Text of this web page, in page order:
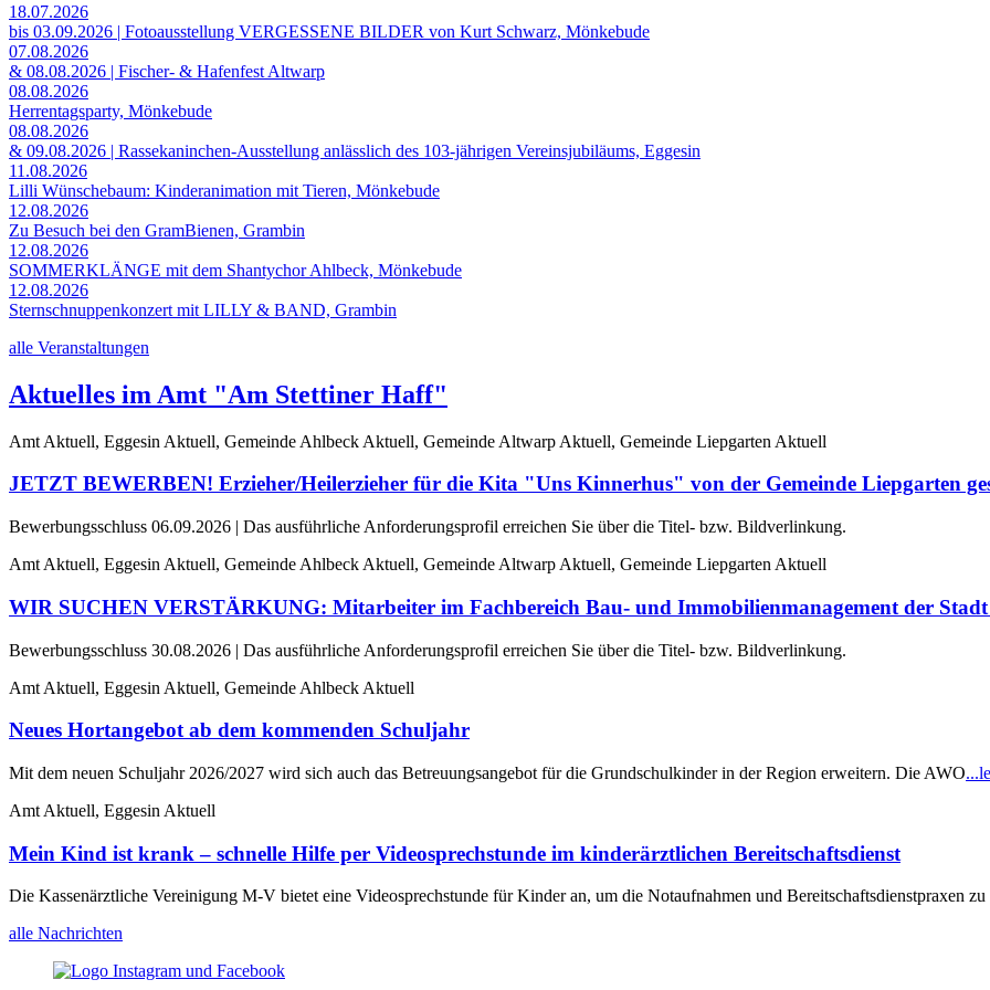
18.07.2026
bis 03.09.2026 | Fotoausstellung VERGESSENE BILDER von Kurt Schwarz, Mönkebude
07.08.2026
& 08.08.2026 | Fischer- & Hafenfest Altwarp
08.08.2026
Herrentagsparty, Mönkebude
08.08.2026
& 09.08.2026 | Rassekaninchen-Ausstellung anlässlich des 103-jährigen Vereinsjubiläums, Eggesin
11.08.2026
Lilli Wünschebaum: Kinderanimation mit Tieren, Mönkebude
12.08.2026
Zu Besuch bei den GramBienen, Grambin
12.08.2026
SOMMERKLÄNGE mit dem Shantychor Ahlbeck, Mönkebude
12.08.2026
Sternschnuppenkonzert mit LILLY & BAND, Grambin
alle Veranstaltungen
Aktuelles im Amt "Am Stettiner Haff"
Amt Aktuell, Eggesin Aktuell, Gemeinde Ahlbeck Aktuell, Gemeinde Altwarp Aktuell, Gemeinde Liepgarten Aktuell
JETZT BEWERBEN! Erzieher/Heilerzieher für die Kita "Uns Kinnerhus" von der Gemeinde Liepgarten
Bewerbungsschluss 06.09.2026 | Das ausführliche Anforderungsprofil erreichen Sie über die Titel- bzw. Bildverlinkung.
Amt Aktuell, Eggesin Aktuell, Gemeinde Ahlbeck Aktuell, Gemeinde Altwarp Aktuell, Gemeinde Liepgarten Aktuell
WIR SUCHEN VERSTÄRKUNG: Mitarbeiter im Fachbereich Bau- und Immobilienmanagement der Stadt
Bewerbungsschluss 30.08.2026 | Das ausführliche Anforderungsprofil erreichen Sie über die Titel- bzw. Bildverlinkung.
Amt Aktuell, Eggesin Aktuell, Gemeinde Ahlbeck Aktuell
Neues Hortangebot ab dem kommenden Schuljahr
Mit dem neuen Schuljahr 2026/2027 wird sich auch das Betreuungsangebot für die Grundschulkinder in der Region erweitern. Die AWO
Amt Aktuell, Eggesin Aktuell
Mein Kind ist krank – schnelle Hilfe per Videosprechstunde im kinderärztlichen Bereitschaftsdienst
Die Kassenärztliche Vereinigung M-V bietet eine Videosprechstunde für Kinder an, um die Notaufnahmen und Bereitschaftsdienstpraxen zu
alle Nachrichten